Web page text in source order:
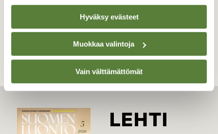
Hyväksy evästeet
Muokkaa valintoja
Vain välttämättömät
LEHTI